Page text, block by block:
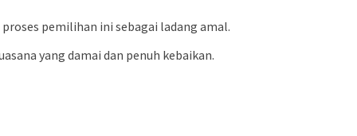
pemilihan ini sebagai ladang amal.
yang damai dan penuh kebaikan.